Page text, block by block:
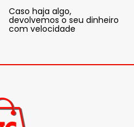
Caso haja algo,
devolvemos o seu dinheiro
com velocidade